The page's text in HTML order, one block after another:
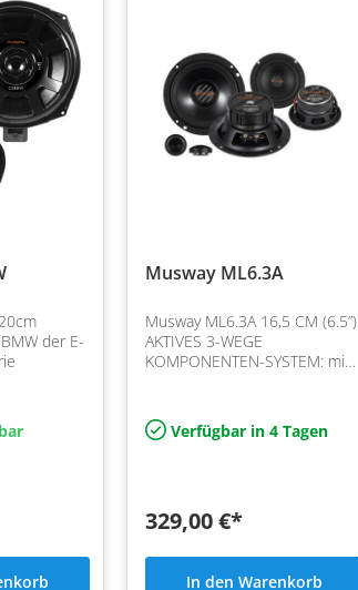
der E-
Musway ML6.3A
Musway ML6.3A 16,5 CM (6.5”)
AKTIVES 3-WEGE
KOMPONENTEN-SYSTEM: mit
Mitteltöner, 60/120 Watt, 2,5…
Verfügbar in 4 Tagen
329,00 €*
In den Warenkorb